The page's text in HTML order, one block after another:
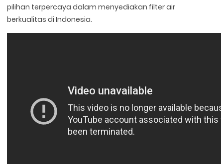
pilihan terpercaya dalam menyediakan filter air
berkualitas di Indonesia.